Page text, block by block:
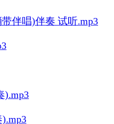
伴唱)伴奏 试听.mp3
).mp3